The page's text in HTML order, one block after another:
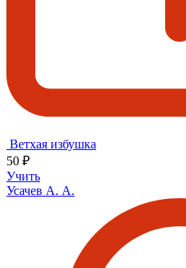
Ветхая избушка
50 ₽
Учить
Усачев А. А.